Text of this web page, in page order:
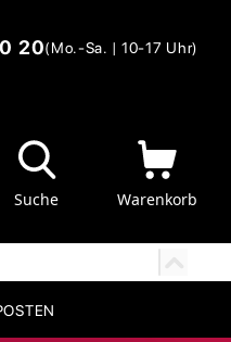
20(Mo.-Sa. | 10-17 Uhr)
Suche Warenkorb